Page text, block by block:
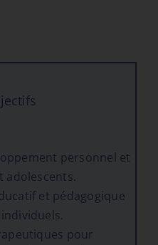
personnel et
adolescents.
et pédagogique
pour